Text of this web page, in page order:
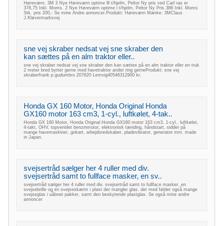
Høreværn, 3M 3 Nye Høreværn optime lll t/hjelm, Peltor Ny pris ved Carl ras er
378,75 Inkl. Moms. 2 Nye Høreværn optime l t/hjelm, Peltor Ny Pris 386 Inkl. Moms
Stk. pris 200,- Se mine Andre annoncer.Produkt: Høreværn Mærke: 3MClaus
J.Kløvermarksvej
sne vej skraber nedsat vej sne skraber den
kan sættes på en alm traktor eller..
sne vej skraber nedsat vej sne skraber den kan sættes på en alm traktor eller en truk
2 meter bred bytter gerne med havetraktor andet ring gerneProdukt: sne vej
skraberfrank p.gudumbro 207620 Lemvig40546312900 kr.
Honda GX 160 Motor, Honda Original Honda
GX160 motor 163 cm3, 1-cyl., luftkølet, 4-tak..
Honda GX 160 Motor, Honda Original Honda GX160 motor 163 cm3, 1-cyl., luftkølet,
4-takt, OHV, topventilet benzinmotor, elektronisk tænding, håndstart, sidder på
mange havemaskiner, gokart, arbejdsredskaber, pladevibrator, generator mm. made
in Japan.
svejsertråd sælger her 4 ruller med div.
svejsertråd samt to fullface masker, en sv..
svejsertråd sælger her 4 ruller med div. svejsertråd samt to fullface masker, en
svejsebrille og en svejseskærm i plast der mangler glas. der med følder også mange
svejseglas i uåbnet pakker, samt den beskytende plastglas. Se også mine andre
annoncer